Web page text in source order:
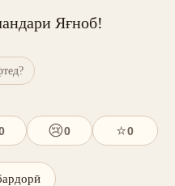
Яғноб!
😢0 ⭐0